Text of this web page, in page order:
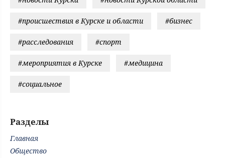
#происшествия в Курске и области #бизнес
#расследования #спорт
#мероприятия в Курске #медицина
#социальное
Разделы
Главная
Общество